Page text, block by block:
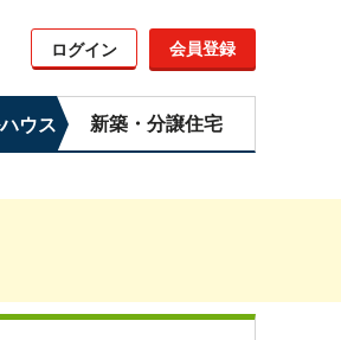
ログイン 会員登録
ウス 新築・分譲住宅